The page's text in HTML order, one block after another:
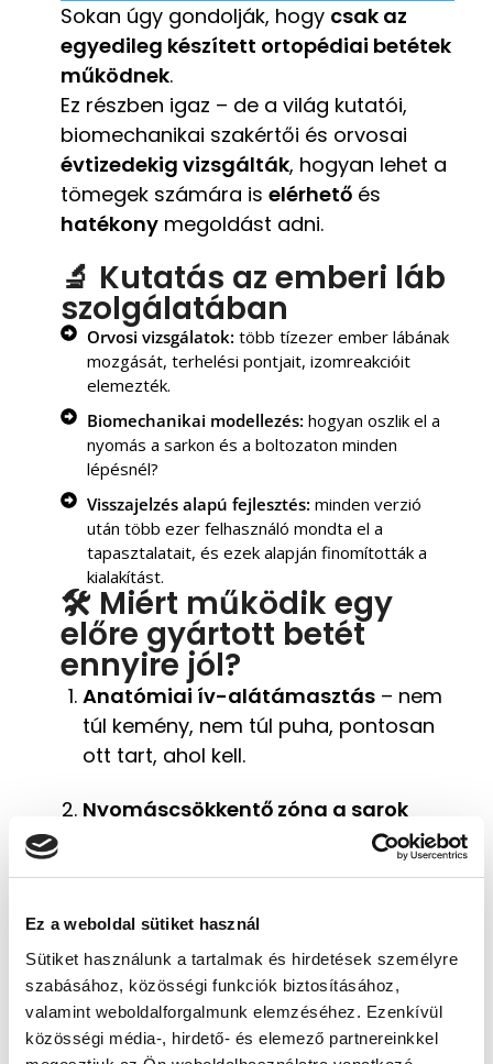
Ez a weboldal sütiket használ
Sütiket használunk a tartalmak és hirdetések személyre
szabásához, közösségi funkciók biztosításához,
valamint weboldalforgalmunk elemzéséhez. Ezenkívül
közösségi média-, hirdető- és elemező partnereinkkel
Sokan úgy gondolják, hogy csak az
egyedileg készített ortopédiai betétek
működnek.
Ez részben igaz – de a világ kutatói,
biomechanikai szakértői és orvosai
évtizedekig vizsgálták, hogyan lehet a
tömegek számára is elérhető és
hatékony megoldást adni.
🔬 Kutatás az emberi láb
szolgálatában
Orvosi vizsgálatok: több tízezer ember lábának
mozgását, terhelési pontjait, izomreakcióit
elemezték.
Biomechanikai modellezés: hogyan oszlik el a
nyomás a sarkon és a boltozaton minden
lépésnél?
Visszajelzés alapú fejlesztés: minden verzió
után több ezer felhasználó mondta el a
tapasztalatait, és ezek alapján finomították a
kialakítást.
🛠️ Miért működik egy
előre gyártott betét
ennyire jól?
Anatómiai ív-alátámasztás – nem
túl kemény, nem túl puha, pontosan
ott tart, ahol kell.
Nyomáscsökkentő zóna a sarok
– elnyeli a lépéskor keletkező
Stabilizáló kialakítás
testtartást, jobb súlyelosztást
eredményez.
Kompatibilitás – a legtöbb